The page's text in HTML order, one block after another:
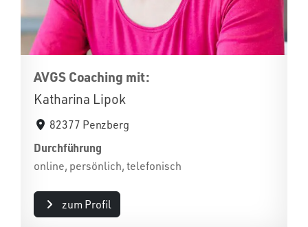
AVGS Coaching mit:
Katharina Lipok
82377 Penzberg
Durchführung
online, persönlich, telefonisch
zum Profil